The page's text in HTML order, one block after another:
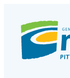
Officiële